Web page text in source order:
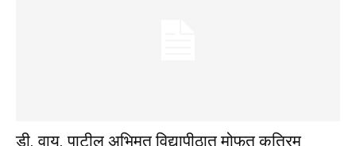
डी. वाय. पाटील अभिमत विद्यापीठात मोफत कृत्रिम